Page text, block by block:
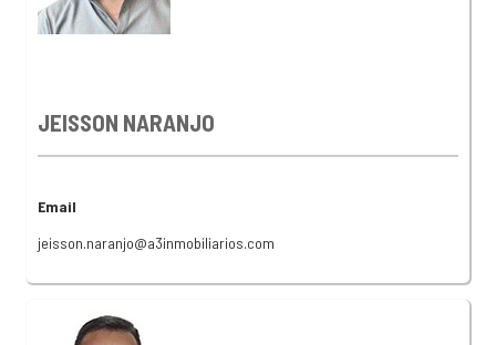
JEISSON NARANJO
Email
jeisson.naranjo@a3inmobiliarios.com